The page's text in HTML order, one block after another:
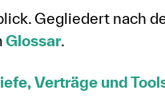
Gegliedert nach
Glossar.
Verträge und